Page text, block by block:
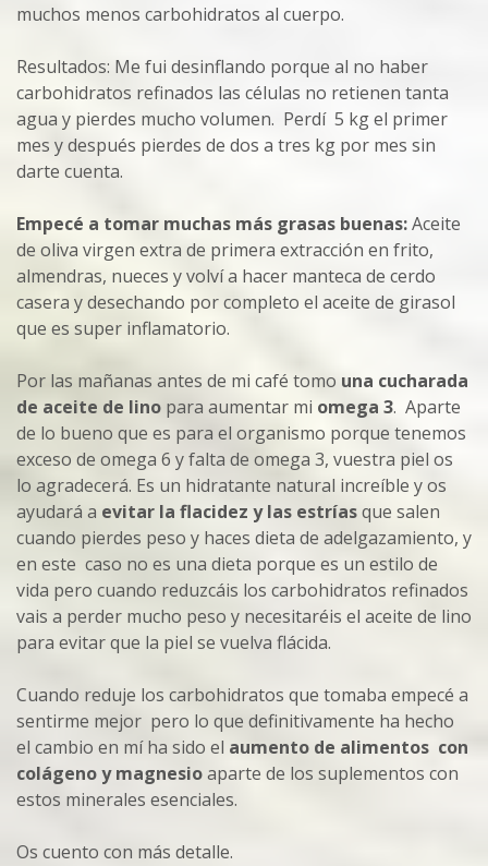
muchos menos carbohidratos al cuerpo.
Resultados: Me fui desinflando porque al no haber
carbohidratos refinados las células no retienen tanta
agua y pierdes mucho volumen. Perdí 5 kg el primer
mes y después pierdes de dos a tres kg por mes sin
darte cuenta.
Empecé a tomar muchas más grasas buenas:Aceite
de oliva virgen extra de primera extracción en frito,
almendras, nueces y volví a hacer manteca de cerdo
casera y desechando por completo el aceite de girasol
que es super inflamatorio.
Por las mañanas antes de mi café tomo una cucharada
de aceite de lino para aumentar mi omega 3. Aparte
de lo bueno que es para el organismo porque tenemos
exceso de omega 6 y falta de omega 3, vuestra piel os
lo agradecerá. Es un hidratante natural increíble y os
ayudará a evitar la flacidez y las estríasque salen
cuando pierdes peso y haces dieta de adelgazamiento, y
en este caso no es una dieta porque es un estilo de
vida pero cuando reduzcáis los carbohidratos refinados
vais a perder mucho peso y necesitaréis el aceite de lino
para evitar que la piel se vuelva flácida.
Cuando reduje los carbohidratos que tomaba empecé a
sentirme mejor pero lo que definitivamente ha hecho
el cambio en mí ha sido el aumento de alimentos con
colágeno y magnesioaparte de los suplementos con
estos minerales esenciales.
Os cuento con más detalle.